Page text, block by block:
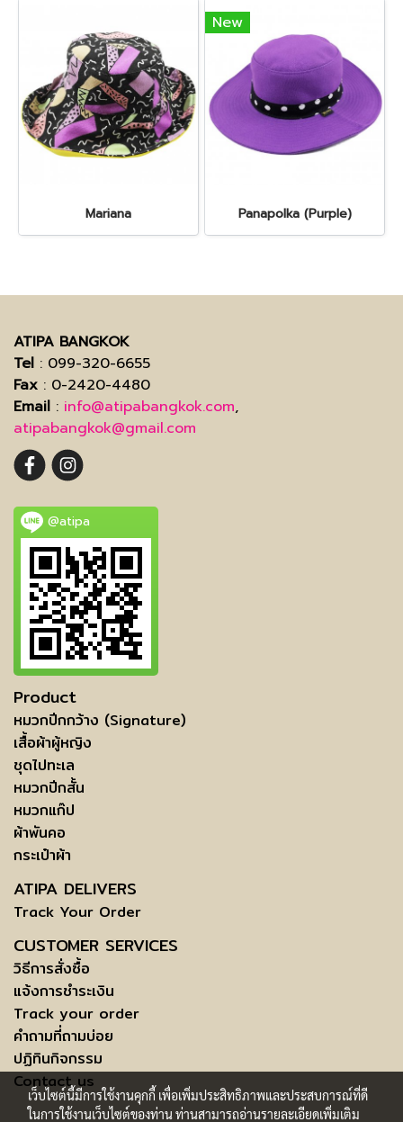
Mariana
New
Panapolka (Purple)
ATIPA BANGKOK
Tel : 099-320-6655
Fax : 0-2420-4480
Email : info@atipabangkok.com,
atipabangkok@gmail.com
@atipa
Product
หมวกปีกกว้าง (Signature)
เสื้อผ้าผู้หญิง
ชุดไปทะเล
หมวกปีกสั้น
หมวกแก๊ป
ผ้าพันคอ
กระเป๋าผ้า
ATIPA DELIVERS
Track Your Order
CUSTOMER SERVICES
วิธีการสั่งซื้อ
แจ้งการชำระเงิน
Track your order
คำถามที่ถามบ่อย
ปฏิทินกิจกรรม
Contact us
เว็บไซต์นี้มีการใช้งานคุกกี้ เพื่อเพิ่มประสิทธิภาพและประสบการณ์ที่ดี
ในการใช้งานเว็บไซต์ของท่าน ท่านสามารถอ่านรายละเอียดเพิ่มเติม